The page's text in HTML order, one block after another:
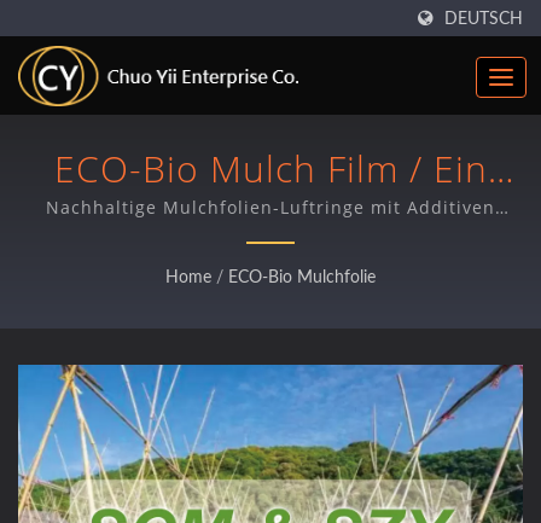
DEUTSCH
ECO-Bio Mulch Film / Ein
Hersteller Von Luftringen
Und Matrizenköpfen Aus
Enterprise Co.
Nachhaltige Mulchfolien-Luftringe mit Additiven
Lösungen
Home / ECO-Bio Mulchfolie